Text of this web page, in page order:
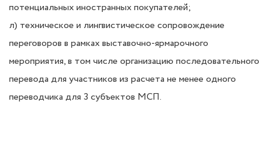
потенциальных иностранных покупателей;
л) техническое и лингвистическое сопровождение
переговоров в рамкахвыставочно-ярмарочного
мероприятия, в том числе организацию последовательного
перевода для участников из расчета не менее одного
переводчика для 3 субъектов МСП.